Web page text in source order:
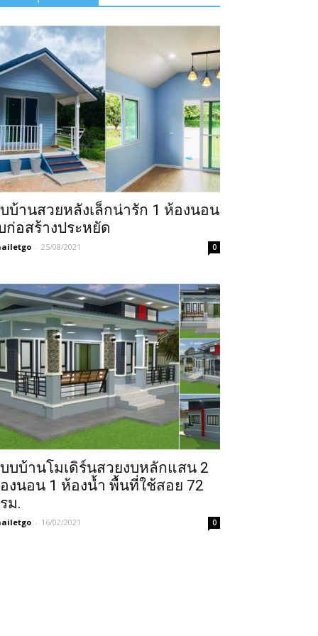
บ้านสวยหลังเล็กน่ารัก 1 ห้องนอน
ก่อสร้างประหยัด
- 25/08/2021 0
บบ้านโมเดิร์นสวยงบหลักแสน 2
งนอน 1 ห้องน้ำ พื้นที่ใช้สอย 72
ม.
- 16/02/2021 0